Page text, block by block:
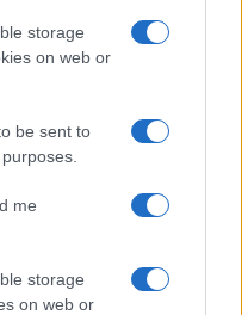
storage
on web or
be sent to
me
storage
on web or